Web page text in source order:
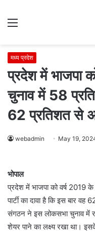
Menu
मध्य प्रदेश
प्रदेश में भाजपा
चुनाव में 58
62 प्रतिशत से
webadmin May 19,
भोपाल
प्रदेश में भाजपा को वर्ष 2019
पार्टी का दावा है कि इस बार
संगठन ने इस लोकसभा चुनाव में
शेयर पाने का लक्ष्य रखा था।